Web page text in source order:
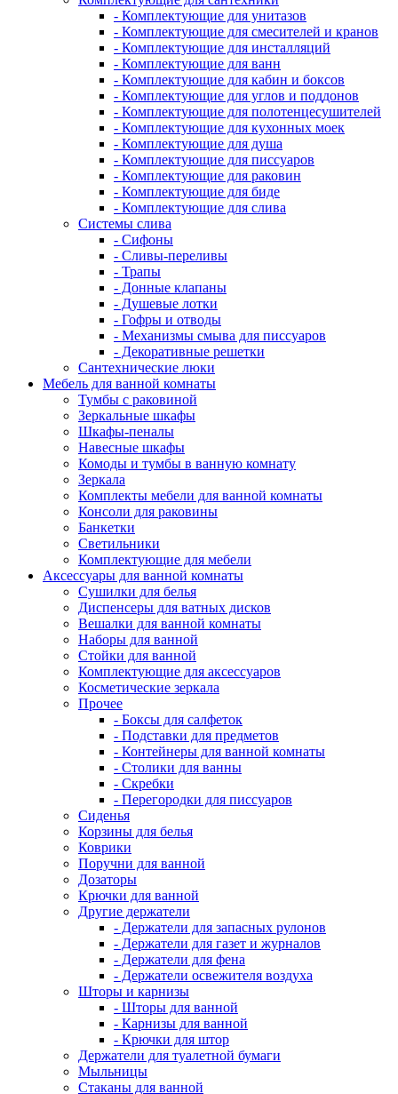
- Комплектующие для унитазов
- Комплектующие для смесителей и кранов
- Комплектующие для инсталляций
- Комплектующие для ванн
- Комплектующие для кабин и боксов
- Комплектующие для углов и поддонов
- Комплектующие для полотенцесушителей
- Комплектующие для кухонных моек
- Комплектующие для душа
- Комплектующие для писсуаров
- Комплектующие для раковин
- Комплектующие для биде
- Комплектующие для слива
Системы слива
- Сифоны
- Сливы-переливы
- Трапы
- Донные клапаны
- Душевые лотки
- Гофры и отводы
- Механизмы смыва для писсуаров
- Декоративные решетки
Сантехнические люки
Мебель для ванной комнаты
Тумбы с раковиной
Зеркальные шкафы
Шкафы-пеналы
Навесные шкафы
Комоды и тумбы в ванную комнату
Зеркала
Комплекты мебели для ванной комнаты
Консоли для раковины
Банкетки
Светильники
Комплектующие для мебели
Аксессуары для ванной комнаты
Сушилки для белья
Диспенсеры для ватных дисков
Вешалки для ванной комнаты
Наборы для ванной
Стойки для ванной
Комплектующие для аксессуаров
Косметические зеркала
Прочее
- Боксы для салфеток
- Подставки для предметов
- Контейнеры для ванной комнаты
- Столики для ванны
- Скребки
- Перегородки для писсуаров
Сиденья
Корзины для белья
Коврики
Поручни для ванной
Дозаторы
Крючки для ванной
Другие держатели
- Держатели для запасных рулонов
- Держатели для газет и журналов
- Держатели для фена
- Держатели освежителя воздуха
Шторы и карнизы
- Шторы для ванной
- Карнизы для ванной
- Крючки для штор
Держатели для туалетной бумаги
Мыльницы
Стаканы для ванной